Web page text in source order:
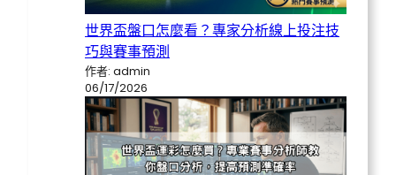
世界盃盤口怎麼看？專家分析線上投注技
巧與賽事預測
作者: admin
06/17/2026